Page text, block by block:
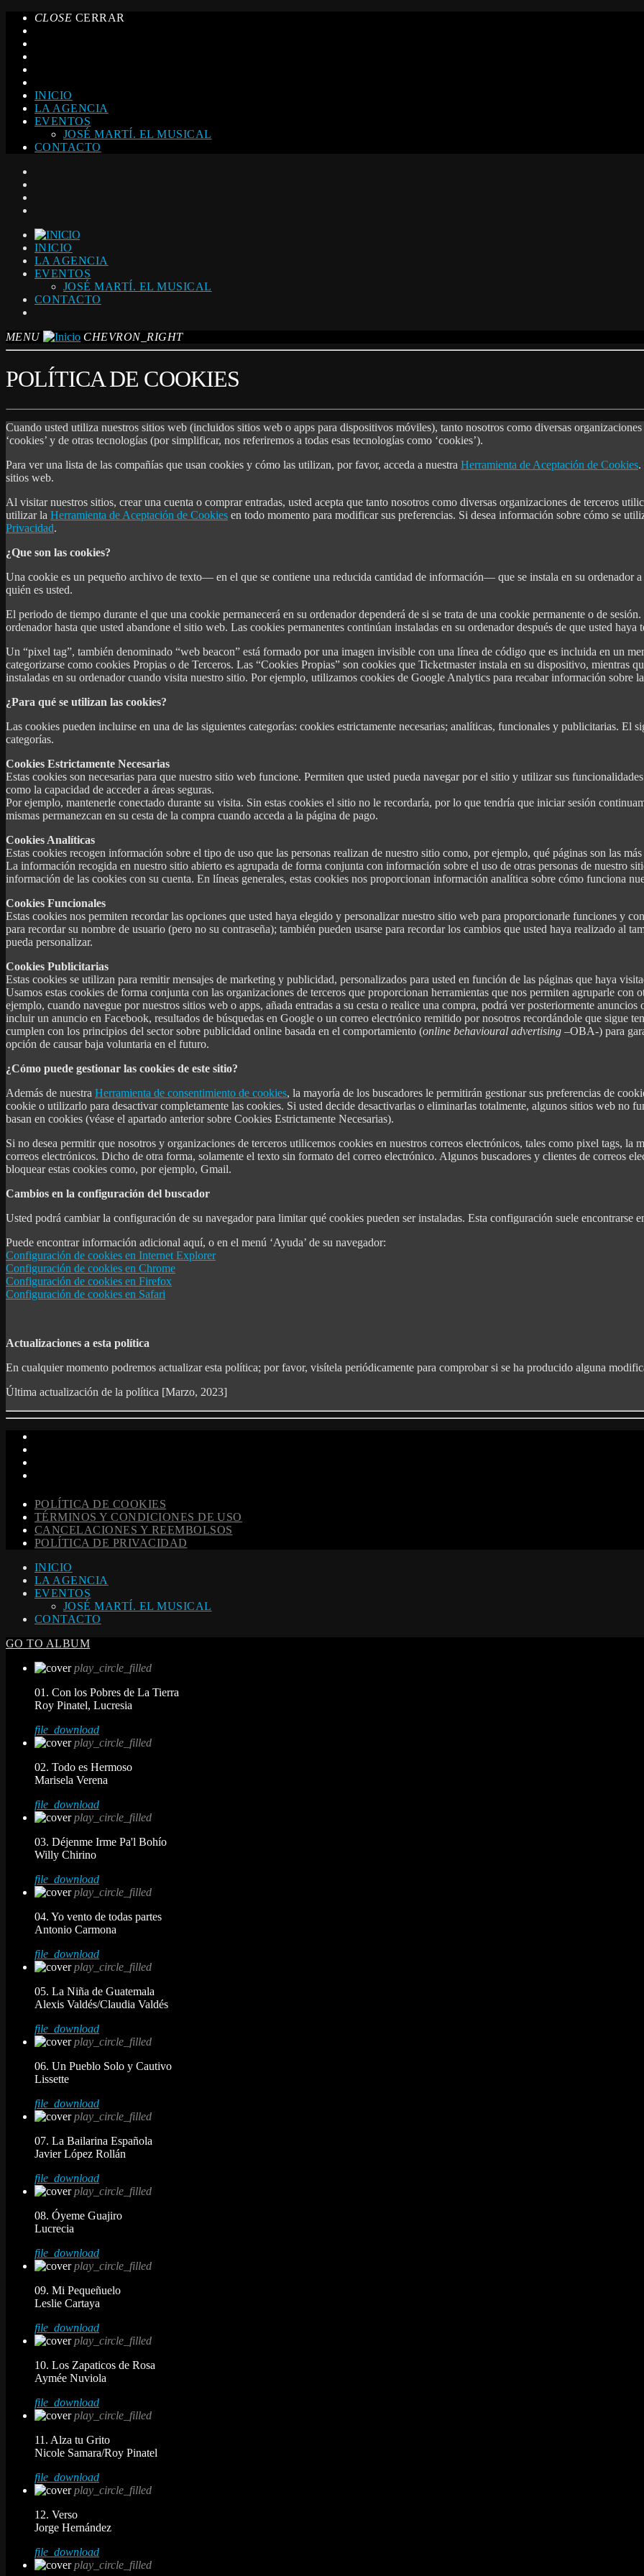
CLOSE CERRAR
INICIO
LA AGENCIA
EVENTOS
JOSÉ MARTÍ. EL MUSICAL
CONTACTO
INICIO
LA AGENCIA
EVENTOS
JOSÉ MARTÍ. EL MUSICAL
CONTACTO
MENU CHEVRON_RIGHT
POLÍTICA DE COOKIES
Cuando usted utiliza nuestros sitios web (incluidos sitios web o apps para dispositivos móviles), tanto nosotros como diversas
‘cookies’ y de otras tecnologías (por simplificar, nos referiremos a todas esas tecnologías como ‘cookies’).
Para ver una lista de las compañías que usan cookies y cómo las utilizan, por favor, acceda a nuestra Herramienta de Aceptación de Cookies.
sitios web.
Al visitar nuestros sitios, crear una cuenta o comprar entradas, usted acepta que tanto nosotros como diversas organizaciones de terceros
utilizar la Herramienta de Aceptación de Cookies en todo momento para modificar sus preferencias. Si desea información sobre cómo se
Privacidad.
¿Que son las cookies?
Una cookie es un pequeño archivo de texto— en el que se contiene una reducida cantidad de información— que se instala en su ordenador
quién es usted.
El periodo de tiempo durante el que una cookie permanecerá en su ordenador dependerá de si se trata de una cookie permanente o de
ordenador hasta que usted abandone el sitio web. Las cookies permanentes continúan instaladas en su ordenador después de que usted
Un “pixel tag”, también denominado “web beacon” está formado por una imagen invisible con una línea de código que es incluida en un
categorizarse como cookies Propias o de Terceros. Las “Cookies Propias” son cookies que Ticketmaster instala en su dispositivo, mientras
instaladas en su ordenador cuando visita nuestro sitio. Por ejemplo, utilizamos cookies de Google Analytics para recabar información sobre
¿Para qué se utilizan las cookies?
Las cookies pueden incluirse en una de las siguientes categorías: cookies estrictamente necesarias; analíticas, funcionales y publicitarias. El
categorías.
Cookies Estrictamente Necesarias
Estas cookies son necesarias para que nuestro sitio web funcione. Permiten que usted pueda navegar por el sitio y utilizar sus
como la capacidad de acceder a áreas seguras.
Por ejemplo, mantenerle conectado durante su visita. Sin estas cookies el sitio no le recordaría, por lo que tendría que iniciar sesión
mismas permanezcan en su cesta de la compra cuando acceda a la página de pago.
Cookies Analíticas
Estas cookies recogen información sobre el tipo de uso que las personas realizan de nuestro sitio como, por ejemplo, qué páginas son las
La información recogida en nuestro sitio abierto es agrupada de forma conjunta con información sobre el uso de otras personas de nuestro
información de las cookies con su cuenta. En líneas generales, estas cookies nos proporcionan información analítica sobre cómo funciona
Cookies Funcionales
Estas cookies nos permiten recordar las opciones que usted haya elegido y personalizar nuestro sitio web para proporcionarle funciones y
para recordar su nombre de usuario (pero no su contraseña); también pueden usarse para recordar los cambios que usted haya realizado al
pueda personalizar.
Cookies Publicitarias
Estas cookies se utilizan para remitir mensajes de marketing y publicidad, personalizados para usted en función de las páginas que haya
Usamos estas cookies de forma conjunta con las organizaciones de terceros que proporcionan herramientas que nos permiten agruparle con
ejemplo, cuando navegue por nuestros sitios web o apps, añada entradas a su cesta o realice una compra, podrá ver posteriormente
incluir un anuncio en Facebook, resultados de búsquedas en Google o un correo electrónico remitido por nosotros recordándole que sigue
cumplen con los principios del sector sobre publicidad online basada en el comportamiento (online behavioural advertising –OBA-) para
opción de causar baja voluntaria en el futuro.
¿Cómo puede gestionar las cookies de este sitio?
Además de nuestra Herramienta de consentimiento de cookies, la mayoría de los buscadores le permitirán gestionar sus preferencias de
cookie o utilizarlo para desactivar completamente las cookies. Si usted decide desactivarlas o eliminarIas totalmente, algunos sitios web no
basan en cookies (véase el apartado anterior sobre Cookies Estrictamente Necesarias).
Si no desea permitir que nosotros y organizaciones de terceros utilicemos cookies en nuestros correos electrónicos, tales como pixel tags, la
correos electrónicos. Dicho de otra forma, solamente el texto sin formato del correo electrónico. Algunos buscadores y clientes de correos
bloquear estas cookies como, por ejemplo, Gmail.
Cambios en la configuración del buscador
Usted podrá cambiar la configuración de su navegador para limitar qué cookies pueden ser instaladas. Esta configuración suele encontrarse
Puede encontrar información adicional aquí, o en el menú ‘Ayuda’ de su navegador:
Configuración de cookies en Internet Explorer
Configuración de cookies en Chrome
Configuración de cookies en Firefox
Configuración de cookies en Safari
Actualizaciones a esta política
En cualquier momento podremos actualizar esta política; por favor, visítela periódicamente para comprobar si se ha producido alguna
Última actualización de la política [Marzo, 2023]
POLÍTICA DE COOKIES
TÉRMINOS Y CONDICIONES DE USO
CANCELACIONES Y REEMBOLSOS
POLÍTICA DE PRIVACIDAD
INICIO
LA AGENCIA
EVENTOS
JOSÉ MARTÍ. EL MUSICAL
CONTACTO
GO TO ALBUM
play_circle_filled
01. Con los Pobres de La Tierra
Roy Pinatel, Lucresia
file_download
play_circle_filled
02. Todo es Hermoso
Marisela Verena
file_download
play_circle_filled
03. Déjenme Irme Pa'l Bohío
Willy Chirino
file_download
play_circle_filled
04. Yo vento de todas partes
Antonio Carmona
file_download
play_circle_filled
05. La Niña de Guatemala
Alexis Valdés/Claudia Valdés
file_download
play_circle_filled
06. Un Pueblo Solo y Cautivo
Lissette
file_download
play_circle_filled
07. La Bailarina Española
Javier López Rollán
file_download
play_circle_filled
08. Óyeme Guajiro
Lucrecia
file_download
play_circle_filled
09. Mi Pequeñuelo
Leslie Cartaya
file_download
play_circle_filled
10. Los Zapaticos de Rosa
Aymée Nuviola
file_download
play_circle_filled
11. Alza tu Grito
Nicole Samara/Roy Pinatel
file_download
play_circle_filled
12. Verso
Jorge Hernández
file_download
play_circle_filled